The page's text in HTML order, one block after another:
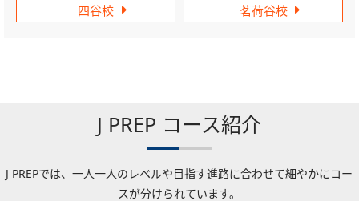
四谷校 茗荷谷校
J PREP コース紹介
J PREPでは、一人一人のレベルや目指す進路に合わせて細やかにコー
スが分けられています。